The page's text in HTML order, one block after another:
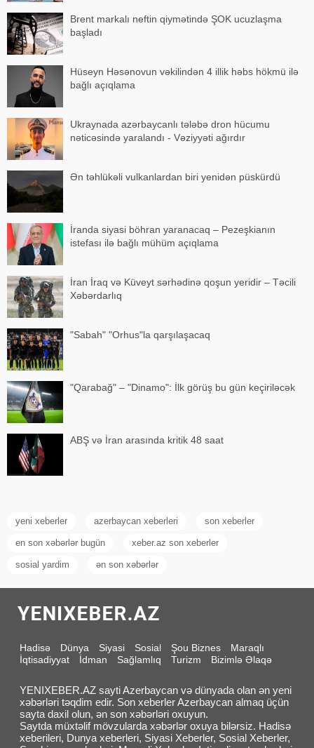
Brent markalı neftin qiymətində ŞOK ucuzlaşma
başladı
Hüseyn Həsənovun vəkilindən 4 illik həbs hökmü ilə
bağlı açıqlama
Ukraynada azərbaycanlı tələbə dron hücumu
nəticəsində yaralandı - Vəziyyəti ağırdır
Ən təhlükəli vulkanlardan biri yenidən püskürdü
İranda siyasi böhran yaranacaq – Pezeşkianın
istefası ilə bağlı mühüm açıqlama
İran İraq və Küveyt sərhədinə qoşun yeridir – Təcili
Xəbərdarlıq
"Sabah" "Orhus"la qarşılaşacaq
"Qarabağ" – "Dinamo": İlk görüş bu gün keçiriləcək
ABŞ və İran arasında kritik 48 saat
yeni xeberler azerbaycan xeberleri son xeberler
en son xəbərlər bugün xeber.az son xeberler
sosial yardim ən son xəbərlər
Hadisə Dünya Siyasi Sosial Şou Biznes
Maraqlı
İqtisadiyyat
İdman Sağlamlıq Turizm Bizimlə Əlaqə
YENIXEBER.AZ sayti Azerbaycan və dünyada olan ən yeni
xəbərləri təqdim edir. Son xeberler Azerbaycan almaq üçün
sayta daxil olun, ən son xəbərləri oxuyun.
Saytda müxtəlif mövzularda xəbərlər oxuya bilərsiz. Hadisə
xeberileri, Dunya xeberleri, Siyasi Xeberler, Sosial Xeberler,